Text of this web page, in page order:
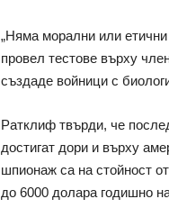
„Няма морални или
провел тестове върху
създаде войници с
Ратклиф твърди, че
достигат дори и върху
шпионаж са на стойност
до 6000 долара годишно